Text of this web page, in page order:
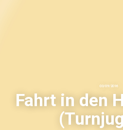
03/09/2016
Fahrt in den